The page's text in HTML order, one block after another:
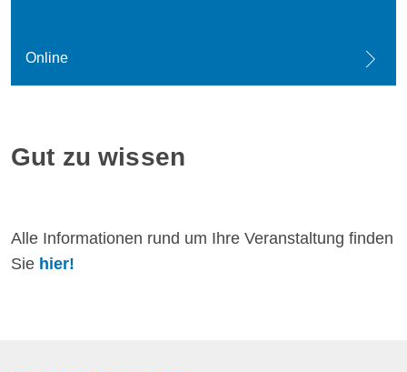
Online
Gut zu wissen
Alle Informationen rund um Ihre Veranstaltung finden
Sie hier!